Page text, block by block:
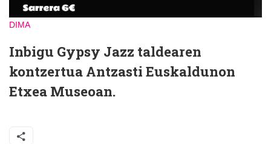
DIMA
Inbigu Gypsy Jazz taldearen
kontzertua Antzasti Euskaldunon
Etxea Museoan.